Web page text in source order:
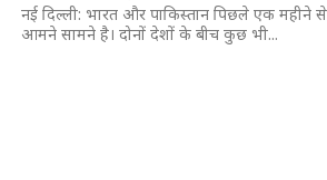
नई दिल्ली: भारत और पाकिस्तान पिछले एक महीने
आमने सामने है। दोनों देशों के बीच कुछ भी...